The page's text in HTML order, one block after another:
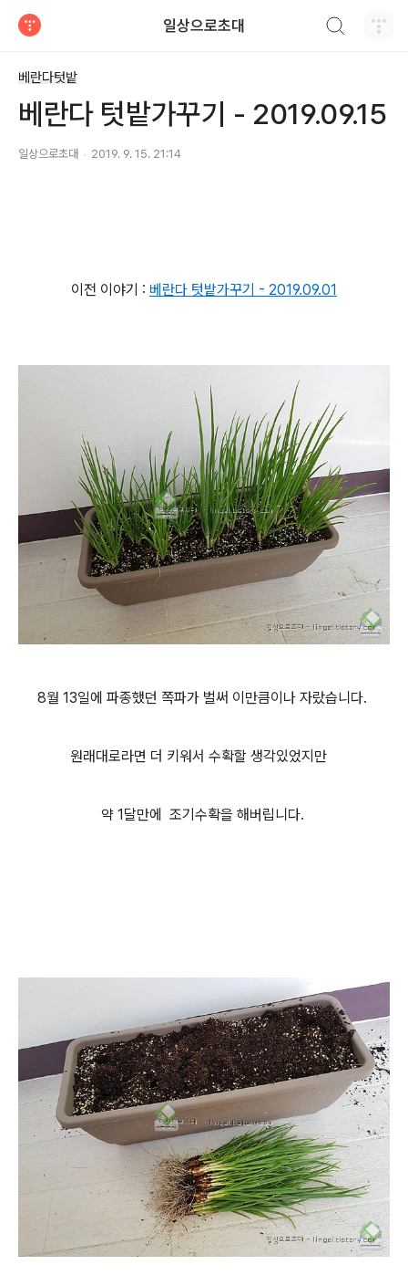
일상으로초대
베란다텃밭
베란다 텃밭가꾸기 - 2019.09.15
일상으로초대 2019. 9. 15. 21:14
이전 이야기 : 베란다 텃밭가꾸기 - 2019.09.01
8월 13일에 파종했던 쪽파가 벌써 이만큼이나 자랐습니다.
원래대로라면 더 키워서 수확할 생각있었지만
약 1달만에 조기수확을 해버립니다.